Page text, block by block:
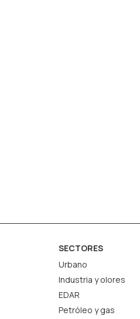
SECTORES
Urbano
Industria y olores
EDAR
Petróleo y gas